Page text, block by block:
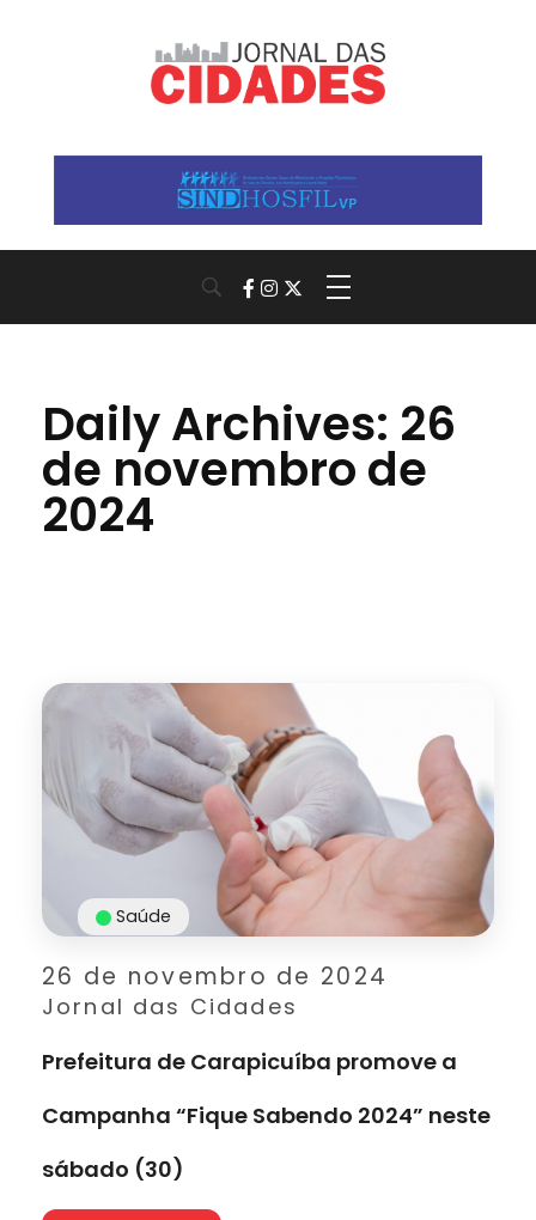
Daily Archives: 26
de novembro de
2024
26 de novembro de 2024
Jornal das Cidades
Saúde
Prefeitura de Carapicuíba promove a
Campanha “Fique Sabendo 2024” neste
sábado (30)